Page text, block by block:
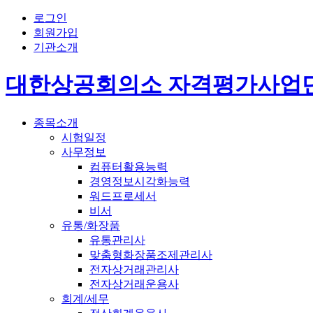
로그인
회원가입
기관소개
대한상공회의소 자격평가사업
종목소개
시험일정
사무정보
컴퓨터활용능력
경영정보시각화능력
워드프로세서
비서
유통/화장품
유통관리사
맞춤형화장품조제관리사
전자상거래관리사
전자상거래운용사
회계/세무